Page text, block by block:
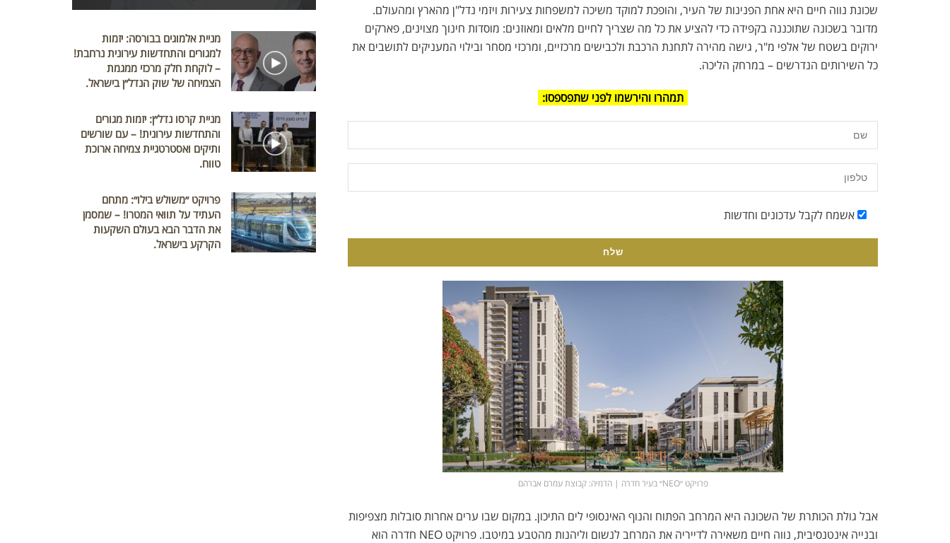
שכונת נווה חיים היא אחת הפנינות של העיר, והופכת למוקד משיכה למשפחות צעירות ויזמי נדל"ן מהארץ ומהעולם.
מדובר בשכונה שתוכננה בקפידה כדי להציע את כל מה שצריך לחיים מלאים ומאוזנים: מוסדות חינוך מצוינים, פארקים
ירוקים בשטח של אלפי מ"ר, גישה מהירה לתחנת הרכבת ולכבישים מרכזיים, ומרכזי מסחר ובילוי המעניקים לתושבים את
כל השירותים הנדרשים – במרחק הליכה.
תמהרו והירשמו לפני שתפספסו:
אשמח לקבל עדכונים וחדשות
פרויקט ״NEO״ בעיר חדרה | הדמיה: קבוצת עמרם אברהם
אבל גולת הכותרת של השכונה היא המרחב הפתוח והנוף האינסופי לים התיכון. במקום שבו ערים אחרות סובלות מצפיפות
ובנייה אינטנסיבית, נווה חיים משאירה לדייריה את המרחב לנשום וליהנות מהטבע במיטבו. פרויקט NEO חדרה הוא
מניית אלמוגים בבורסה: יזמות
למגורים והתחדשות עירונית נרחבת!
– לוקחת חלק מרכזי ממגמת
הצמיחה של שוק הנדל״ן בישראל.
מניית קרסו נדל״ן: יזמות מגורים
והתחדשות עירונית! – עם שורשים
ותיקים ואסטרטגיית צמיחה ארוכת
טווח.
פרויקט ״משולש בילו״: מתחם
העתיד על תוואי המטרו! – שמסמן
את הדבר הבא בעולם השקעות
הקרקע בישראל.